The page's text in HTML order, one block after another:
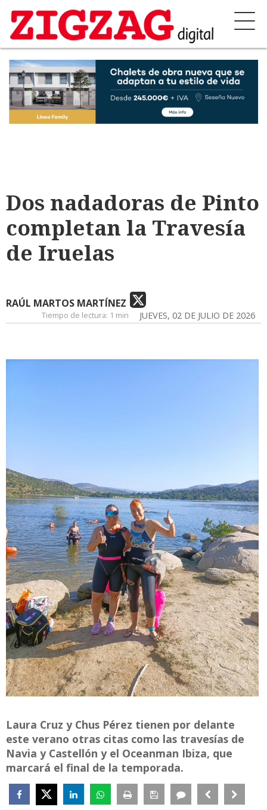
Dos nadadoras de Pinto
completan la Travesía
de Iruelas
RAÚL MARTOS MARTÍNEZ
JUEVES, 02 DE JULIO DE 2026
Tiempo de lectura: 1 min
Laura Cruz y Chus Pérez tienen por delante
este verano otras citas como las travesías de
Navia y Castellón y el Oceanman Ibiza, que
marcará el final de la temporada.